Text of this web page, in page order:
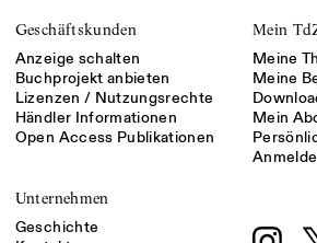
Geschäftskunden
Anzeige schalten
Buchprojekt anbieten
Lizenzen / Nutzungsrechte
Händler Informationen
Open Access Publikationen
Mein
Meine
Meine
Mein
Unternehmen
Geschichte